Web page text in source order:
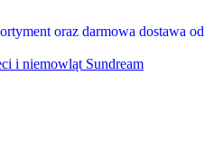
oraz darmowa dostawa od